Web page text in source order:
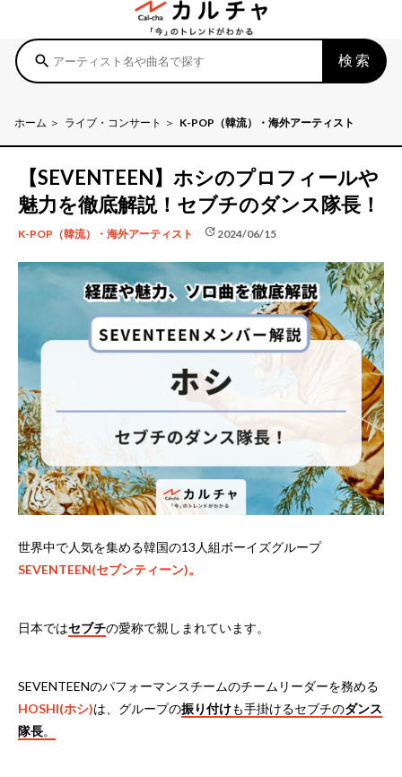
search 検索
ホーム ライブ・コンサート K-POP（韓流）・海外アーティスト
【SEVENTEEN】ホシのプロフィールや
魅力を徹底解説！セブチのダンス隊長！
K-POP（韓流）・海外アーティスト update 2024/06/15
世界中で人気を集める韓国の13人組ボーイズグループ
SEVENTEEN(セブンティーン)。
日本ではセブチの愛称で親しまれています。
SEVENTEENのパフォーマンスチームのチームリーダーを務める
HOSHI(ホシ)は、グループの振り付けも手掛けるセブチのダンス
隊長。